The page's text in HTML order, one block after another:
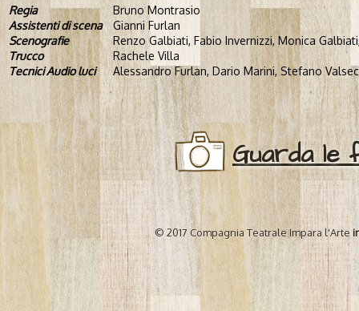
Regia
Bruno Montrasio
Assistenti di scena
Gianni Furlan
Scenografie
Renzo Galbiati, Fabio Invernizzi, Monica
Trucco
Rachele Villa
Tecnici Audio luci
Alessandro Furlan, Dario Marini, Stefano
Guarda le
© 2017 Compagnia Teatrale Impara l'Arte